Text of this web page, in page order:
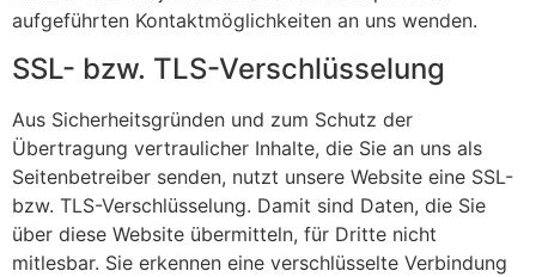
aufgeführten Kontaktmöglichkeiten an uns wenden.
SSL- bzw. TLS-Verschlüsselung
Aus Sicherheitsgründen und zum Schutz der
Übertragung vertraulicher Inhalte, die Sie an uns als
Seitenbetreiber senden, nutzt unsere Website eine SSL-
bzw. TLS-Verschlüsselung. Damit sind Daten, die Sie
über diese Website übermitteln, für Dritte nicht
mitlesbar. Sie erkennen eine verschlüsselte Verbindung